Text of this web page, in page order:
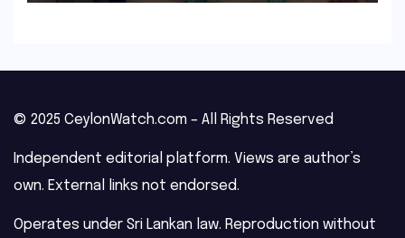
© 2025 CeylonWatch.com – All Rights Reserved
Independent editorial platform. Views are author’s
own. External links not endorsed.
Operates under Sri Lankan law. Reproduction without